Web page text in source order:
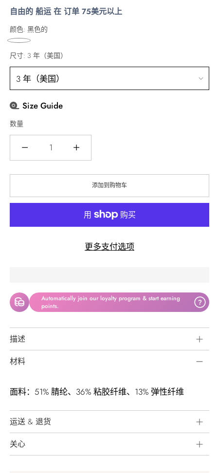
价
格
自由的 船运 在 订单 75美元以上
颜色: 黑色的
尺寸: 3 年（美国）
Size Guide
数量
添加到购物车
更多支付选项
Automatically join our loyalty program & start earning
points.
?
描述
材料
面料：51% 腈纶、36% 粘胶纤维、13% 弹性纤维
运送 & 退货
关心